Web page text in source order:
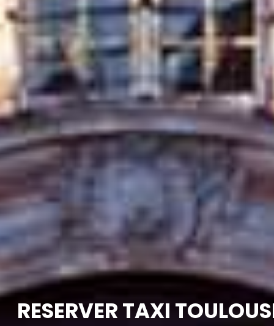
RESERVER TAXI